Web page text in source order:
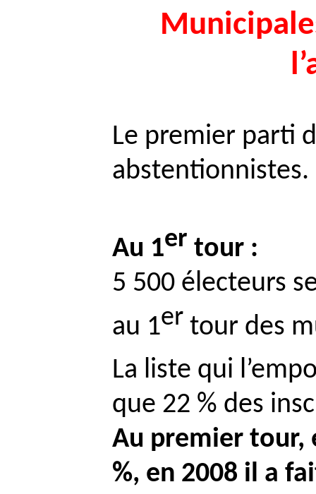
Le premier parti
abstentionnistes.
Au 1er tour :
5 500 électeurs
au 1er tour des
La liste qui
que 22 % des
Au premier tour,
%, en 2008 il a